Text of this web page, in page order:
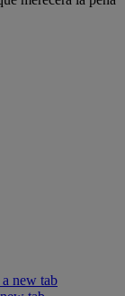
new tab